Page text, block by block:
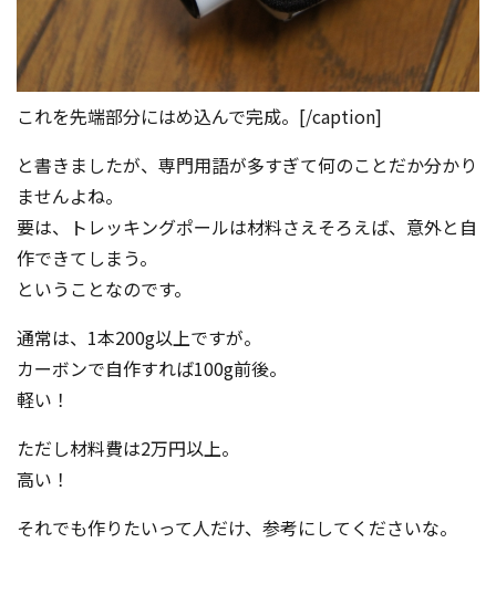
これを先端部分にはめ込んで完成。[/caption]
と書きましたが、専門用語が多すぎて何のことだか分かり
ませんよね。
要は、トレッキングポールは材料さえそろえば、意外と自
作できてしまう。
ということなのです。
通常は、1本200g以上ですが。
カーボンで自作すれば100g前後。
軽い！
ただし材料費は2万円以上。
高い！
それでも作りたいって人だけ、参考にしてくださいな。